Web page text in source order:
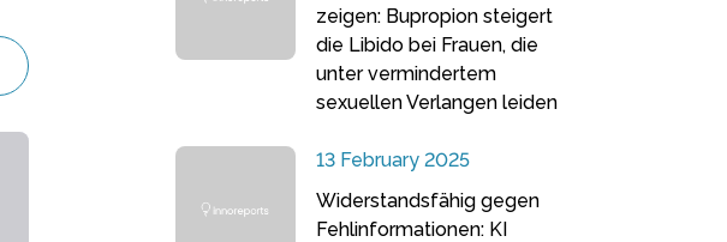
zeigen: Bupropion steigert
die Libido bei Frauen, die
unter vermindertem
sexuellen Verlangen leiden
13 February 2025
Widerstandsfähig gegen
Fehlinformationen: KI